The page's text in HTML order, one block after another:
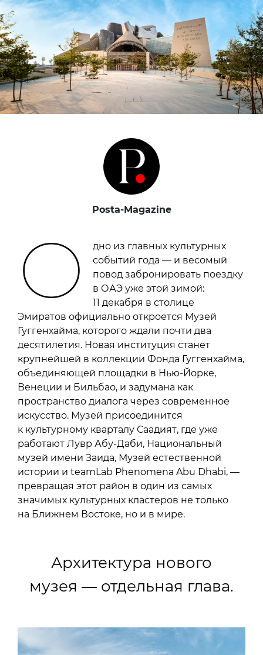
Posta-Magazine
О
дно из главных культурных
событий года — и весомый
повод забронировать поездку
в ОАЭ уже этой зимой:
11 декабря в столице
Эмиратов официально откроется Музей
Гуггенхайма, которого ждали почти два
десятилетия. Новая институция станет
крупнейшей в коллекции Фонда Гуггенхайма,
объединяющей площадки в Нью-Йорке,
Венеции и Бильбао, и задумана как
пространство диалога через современное
искусство. Музей присоединится
к культурному кварталу Саадият, где уже
работают Лувр Абу-Даби, Национальный
музей имени Заида, Музей естественной
истории и teamLab Phenomena Abu Dhabi, —
превращая этот район в один из самых
значимых культурных кластеров не только
на Ближнем Востоке, но и в мире.
Архитектура нового
музея — отдельная глава.